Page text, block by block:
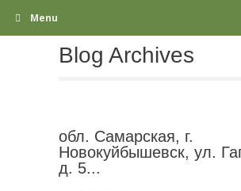
Menu
Blog Archives
обл. Самарская, г.
Новокуйбышевск, ул.
д. 5...